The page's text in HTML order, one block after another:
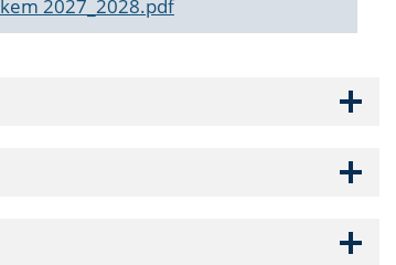
2027_2028.pdf